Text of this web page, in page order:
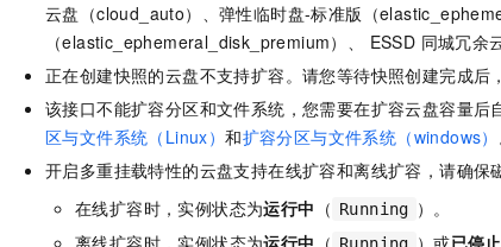
云盘（cloud_auto）、弹性临时盘-标准版（
（elastic_ephemeral_disk_premium）、 ESSD 同城冗余
正在创建快照的云盘不支持扩容。请您等待快照创建完成后
该接口不能扩容分区和文件系统，您需要在扩容云盘容量
区与文件系统（Linux）和扩容分区与文件系统（windows）
开启多重挂载特性的云盘支持在线扩容和离线扩容，请确保
在线扩容时，实例状态为运行中 （ Running ）。
千问AI平台-Token Plan NEW
个人版上线、团队版降价；千问3.8-Max首发发尝鲜
千问AI平台-模型体验
在线体验全尺寸、多种模态的模型效果
Happy 系列大模型
新一代 AI 视频生成模型，深度适配广告营销等场景
大模型服务平台百炼-应用模版
丰富多元化的应用模版和解决方
大模型服务平台百炼-智能体
灵活可视化地构建企业级 Agent
人工智能平台 PAI
大模型ACA认证体验
助力企业全员 AI 认知与能力提升
生态解决方案
行业生态解决方案
开发者生态解决方案
AI 开发和 AI 应用解决方案
OA 办公系统
财税管理
400电话
广告营销